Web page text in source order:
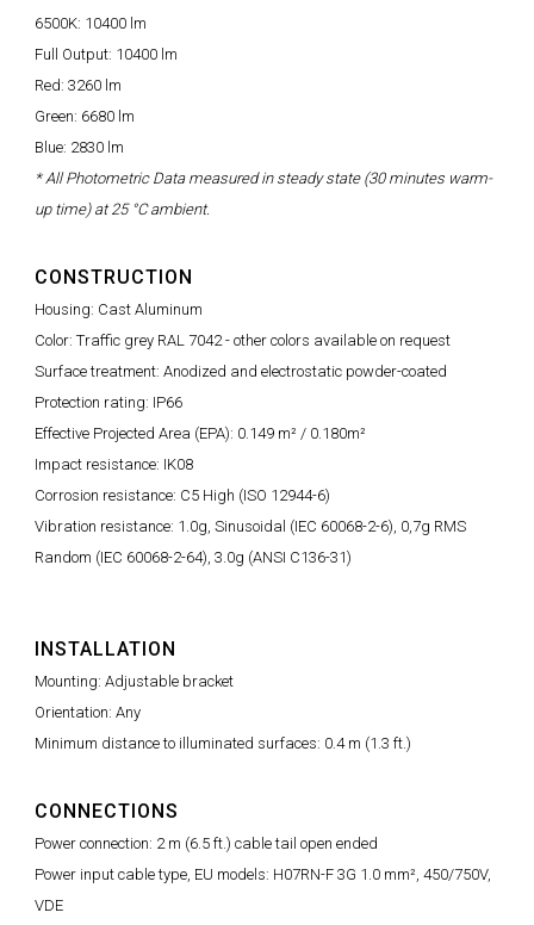
6500K: 10400 lm
Full Output: 10400 lm
Red: 3260 lm
Green: 6680 lm
Blue: 2830 lm
* All Photometric Data measured in steady state (30 minutes warm-
up time) at 25 °C ambient.
CONSTRUCTION
Housing: Cast Aluminum
Color: Traffic grey RAL 7042 - other colors available on request
Surface treatment: Anodized and electrostatic powder-coated
Protection rating: IP66
Effective Projected Area (EPA): 0.149 m² / 0.180m²
Impact resistance: IK08
Corrosion resistance: C5 High (ISO 12944-6)
Vibration resistance: 1.0g, Sinusoidal (IEC 60068-2-6), 0,7g RMS
Random (IEC 60068-2-64), 3.0g (ANSI C136-31)
INSTALLATION
Mounting: Adjustable bracket
Orientation: Any
Minimum distance to illuminated surfaces: 0.4 m (1.3 ft.)
CONNECTIONS
Power connection: 2 m (6.5 ft.) cable tail open ended
Power input cable type, EU models: H07RN-F 3G 1.0 mm², 450/750V,
VDE